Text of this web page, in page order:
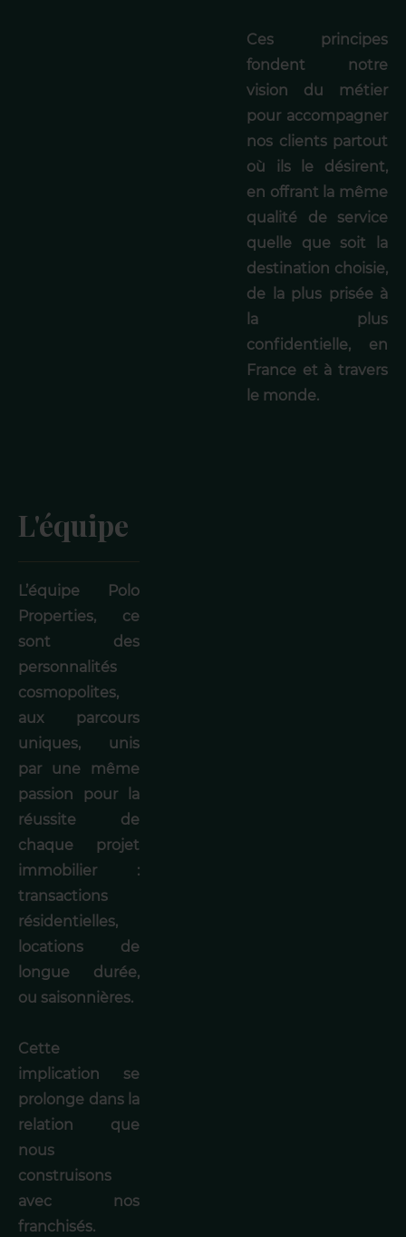
Ces principes
fondent notre
vision du métier
pour accompagner
nos clients partout
où ils le désirent,
en offrant la même
qualité de service
quelle que soit la
destination choisie,
de la plus prisée à
la plus
confidentielle, en
France et à travers
le monde.
L'équipe
L’équipe Polo
Properties, ce
sont des
personnalités
cosmopolites,
aux parcours
uniques, unis
par une même
passion pour la
réussite de
chaque projet
immobilier :
transactions
résidentielles,
locations de
longue durée,
ou saisonnières.
Cette
implication se
prolonge dans la
relation que
nous
construisons
avec nos
franchisés.